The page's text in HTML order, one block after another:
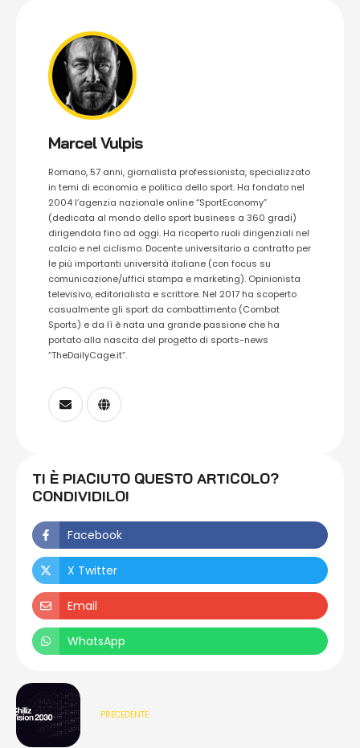
Marcel Vulpis
Romano, 57 anni, giornalista professionista, specializzato
in temi di economia e politica dello sport. Ha fondato nel
2004 l’agenzia nazionale online “SportEconomy”
(dedicata al mondo dello sport business a 360 gradi)
dirigendola fino ad oggi. Ha ricoperto ruoli dirigenziali nel
calcio e nel ciclismo. Docente universitario a contratto per
le più importanti università italiane (con focus su
comunicazione/uffici stampa e marketing). Opinionista
televisivo, editorialista e scrittore. Nel 2017 ha scoperto
casualmente gli sport da combattimento (Combat
Sports) e da lì è nata una grande passione che ha
portato alla nascita del progetto di sports-news
“TheDailyCage.it”.
TI È PIACIUTO QUESTO ARTICOLO?
CONDIVIDILO!
Facebook
X Twitter
Email
WhatsApp
PRECEDENTE